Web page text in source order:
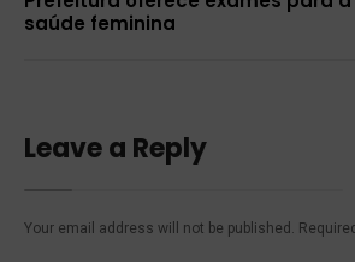
saúde feminina
Leave a Reply
Your email address will not be published.